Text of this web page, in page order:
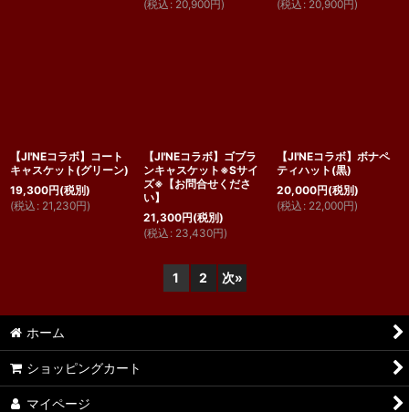
(税込 : 20,900円)
(税込 : 20,900円)
【JI'NEコラボ】コート
キャスケット(グリーン)
19,300円(税別)
(税込 : 21,230円)
【JI'NEコラボ】ゴブラ
ンキャスケット※Sサイ
ズ※【お問合せくださ
い】
21,300円(税別)
(税込 : 23,430円)
【JI'NEコラボ】ボナペ
ティハット(黒)
20,000円(税別)
(税込 : 22,000円)
1 2 次»
ホーム
ショッピングカート
マイページ